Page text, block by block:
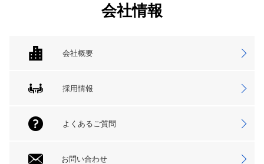
会社情報
会社概要
採用情報
よくあるご質問
お問い合わせ